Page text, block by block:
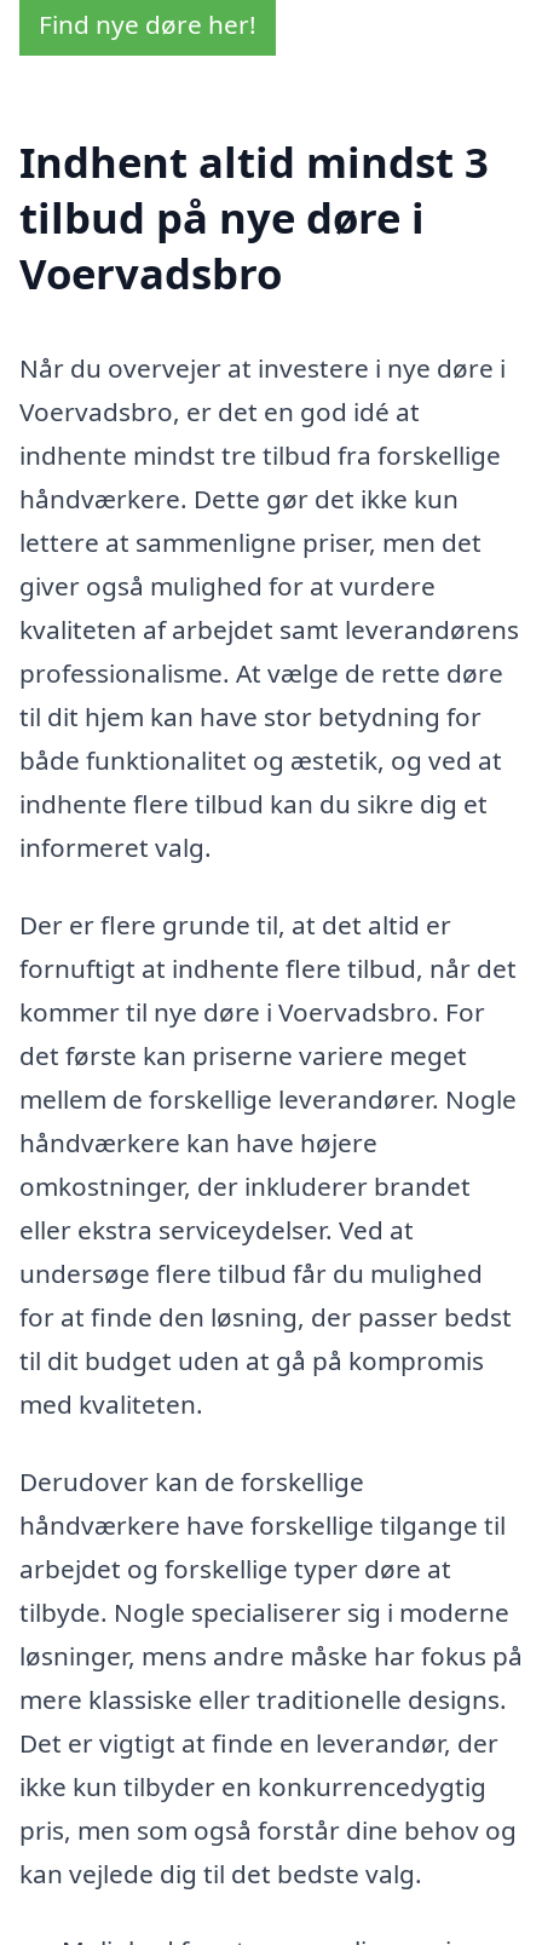
Find nye døre her!
Indhent altid mindst 3
tilbud på nye døre i
Voervadsbro
Når du overvejer at investere i nye døre i
Voervadsbro, er det en god idé at
indhente mindst tre tilbud fra forskellige
håndværkere. Dette gør det ikke kun
lettere at sammenligne priser, men det
giver også mulighed for at vurdere
kvaliteten af arbejdet samt leverandørens
professionalisme. At vælge de rette døre
til dit hjem kan have stor betydning for
både funktionalitet og æstetik, og ved at
indhente flere tilbud kan du sikre dig et
informeret valg.
Der er flere grunde til, at det altid er
fornuftigt at indhente flere tilbud, når det
kommer til nye døre i Voervadsbro. For
det første kan priserne variere meget
mellem de forskellige leverandører. Nogle
håndværkere kan have højere
omkostninger, der inkluderer brandet
eller ekstra serviceydelser. Ved at
undersøge flere tilbud får du mulighed
for at finde den løsning, der passer bedst
til dit budget uden at gå på kompromis
med kvaliteten.
Derudover kan de forskellige
håndværkere have forskellige tilgange til
arbejdet og forskellige typer døre at
tilbyde. Nogle specialiserer sig i moderne
løsninger, mens andre måske har fokus på
mere klassiske eller traditionelle designs.
Det er vigtigt at finde en leverandør, der
ikke kun tilbyder en konkurrencedygtig
pris, men som også forstår dine behov og
kan vejlede dig til det bedste valg.